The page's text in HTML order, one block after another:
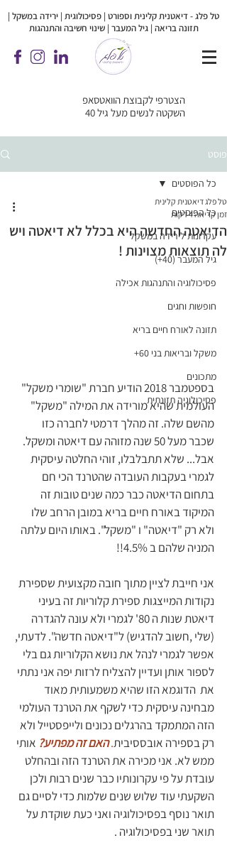
טל פלג - דיאטנית קלינית וספורט | פסיכולוגית | ירידה במשקל |
תזונה בריאה | גיל המעבר | שינוי חשיבה והתנהגות
הצטרפי לקבוצת הוואטסאפ
השקטה לנשים מעל גיל 40
פוסט
כל הפוסטים
עקרונות לירידה במשקל
גיל המעבר (40+)
פסיכולוגיה והתנהגות אכילה
חופשות וחגים
תזונה לאורח חיים בריא
משקל ובריאות בני 60+
מתכונים
פסיכולוגיה תזונתית
כל הפוסטים
הדיאטה החדשה היא בכלל לא דיאטה ויש
לה תוצאות מצוינות !
טל פלג דיאטנית קלינית
זמן קריאה 4 דקות
בספטמבר 2018 הודיע חברת "שומרי משקל"
העולמית שהיא מורידה את המילה "משקל"
מהשם שלה. זה מהלך דרמטי לחברה כזו
שכבר מעל 50 שנה מזוהה עם דיאטה ומשקל.
אבל... שלא תתבלבלו, זוהי החלטה עיסקית
לגמרי בעקבות העובדה שהטרנד הכי חם
בתחום הדיאטה כבר כמה שנים טובות זה
המיקוד באורח חיים בריא במובן הרחב שלו
ולא רק "דיאטה" ו "משקל". באותו היום עלתה
המניה שלהם ב 4.5%!!
אני חייבת לציין מתוך חובה מקצועית שספירת
נקודות המייצגות ספירת קלוריות זה בעיני
דיאטת שנות ה 80' לגמרי ולא עונה להגדרה
(שלי ,חשוב להדגיש) ל"דיאטה חדשה". לדעתי,
אפשר לגמרי לנהל את נושא הקלוריות גם בלי
לספור אותן ועדיין להצליח לרזות יפה אני נתתי
את  הדוגמא הזו שהיא משמעותית מאוד
מבחינה עיסקית כדי לשקף את הטרנד העולמי
הזה המתמקד בהרגלים נכונים ולייפסטייל ולא
רק בספירה אובססיבית. האם זה מפתיע? אותי
ממש לא. אני מכירה את הטרנד הזה ובהחלט
עובדת על פי עקרונותיו כבר שנים רבות ולכן
השקעתי עוד שלוש שנים שלמות כדי לסיים גם
תואר נוסף בפסיכולוגיה ואני כעת שוקדת על
תואר שני בפסיכולוגיה .